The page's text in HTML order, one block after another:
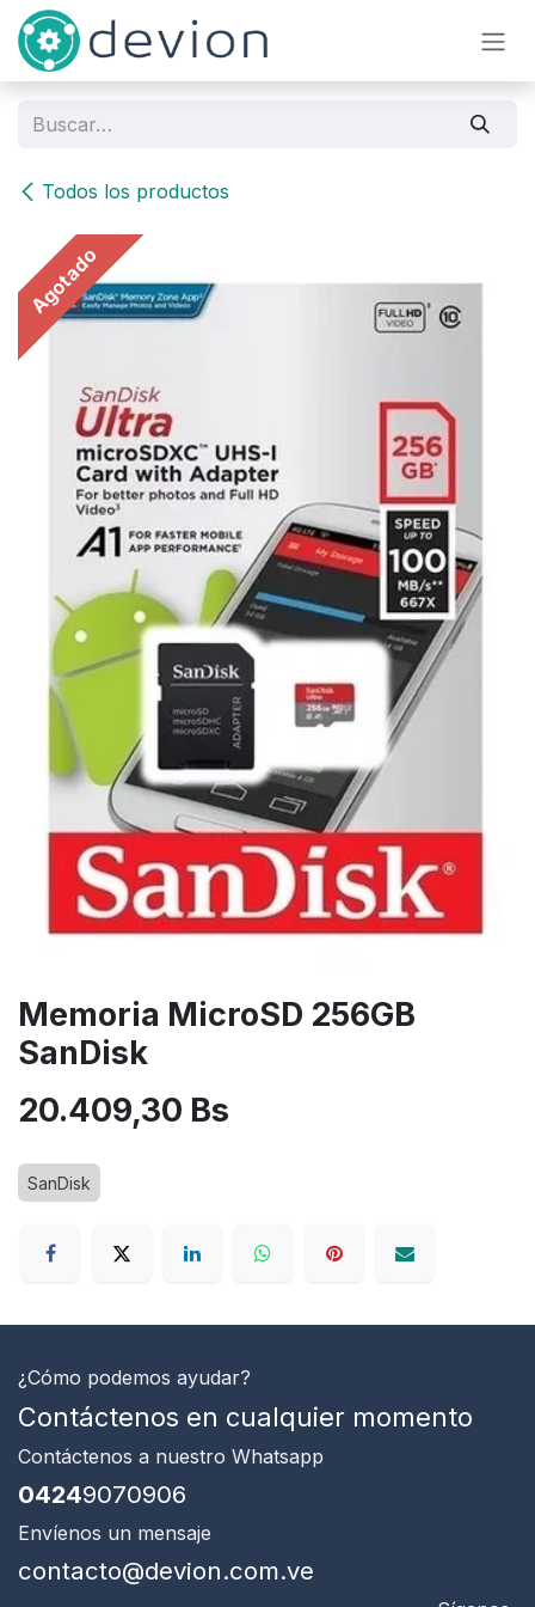
Ir al contenido
Todos los productos
Agotado
Memoria MicroSD 256GB
SanDisk
20.409,30 Bs
SanDisk
¿Cómo podemos ayudar?
Contáctenos en cualquier momento
Contáctenos a nuestro Whatsapp
04249070906
Envíenos un mensaje
contacto@devion.com.ve